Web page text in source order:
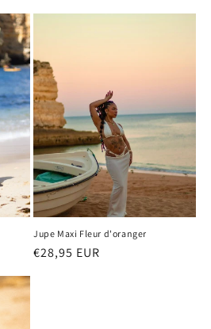
habituel
Jupe Maxi Fleur d'oranger
Prix
€28,95 EUR